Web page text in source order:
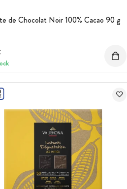
de Chocolat Noir 100% Cacao 90 g